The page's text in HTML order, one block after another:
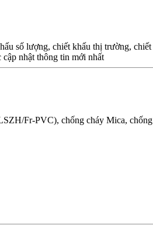
số lượng, chiết khấu thị trường, chiết
nhật thông tin mới nhất
Fr-PVC), chống cháy Mica, chống